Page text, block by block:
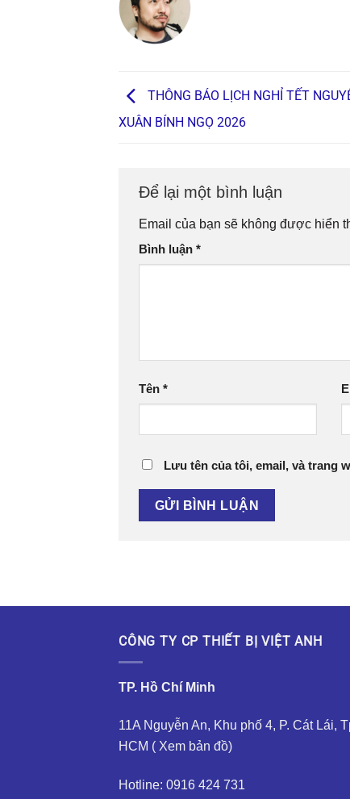
THÔNG BÁO LỊCH NGHỈ TẾT
XUÂN BÍNH NGỌ 2026
Để lại một bình luận
Email của bạn sẽ không được hiển
Bình luận *
Tên *
Lưu tên của tôi, email, và trang
CÔNG TY CP THIẾT BỊ VIỆT ANH
TP. Hồ Chí Minh
11A Nguyễn An, Khu phố 4, P. Cát Lái,
HCM ( Xem bản đồ)
Hotline: 0916 424 731